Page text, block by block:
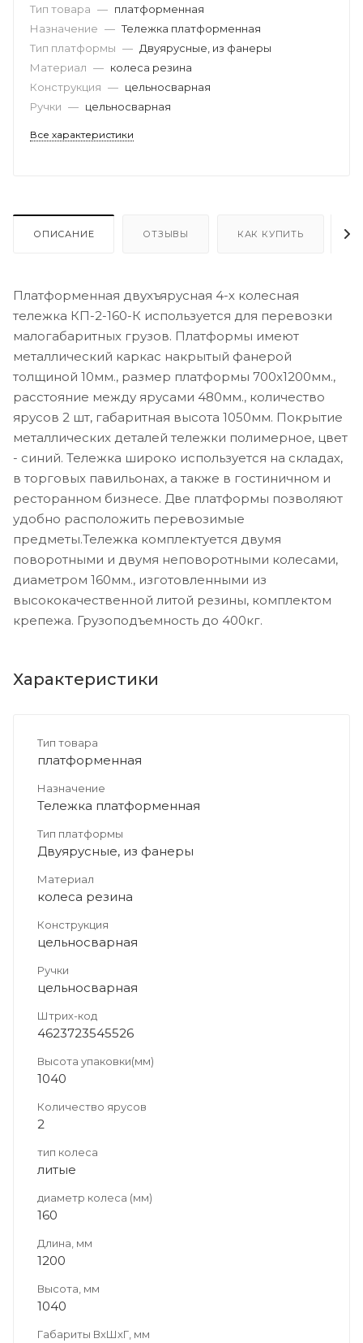
Тип товара — платформенная
Назначение — Тележка платформенная
Тип платформы — Двуярусные, из фанеры
Материал — колеса резина
Конструкция — цельносварная
Ручки — цельносварная
Все характеристики
ОПИСАНИЕ ОТЗЫВЫ КАК КУПИТЬ
Платформенная двухъярусная 4-х колесная
тележка КП-2-160-К используется для перевозки
малогабаритных грузов. Платформы имеют
металлический каркас накрытый фанерой
толщиной 10мм., размер платформы 700х1200мм.,
расстояние между ярусами 480мм., количество
ярусов 2 шт, габаритная высота 1050мм. Покрытие
металлических деталей тележки полимерное, цвет
- синий. Тележка широко используется на складах,
в торговых павильонах, а также в гостиничном и
ресторанном бизнесе. Две платформы позволяют
удобно расположить перевозимые
предметы.Тележка комплектуется двумя
поворотными и двумя неповоротными колесами,
диаметром 160мм., изготовленными из
высококачественной литой резины, комплектом
крепежа. Грузоподъемность до 400кг.
Характеристики
Тип товара
платформенная
Назначение
Тележка платформенная
Тип платформы
Двуярусные, из фанеры
Материал
колеса резина
Конструкция
цельносварная
Ручки
цельносварная
Штрих-код
4623723545526
Высота упаковки(мм)
1040
Количество ярусов
2
тип колеса
литые
диаметр колеса (мм)
160
Длина, мм
1200
Высота, мм
1040
Габариты ВхШхГ, мм